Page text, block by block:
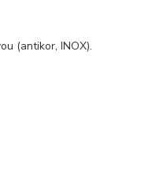
(antikor, INOX).